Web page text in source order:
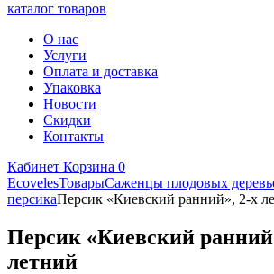
каталог товаров
О нас
Услуги
Оплата и доставка
Упаковка
Новости
Скидки
Контакты
Кабинет Корзина 0
EcovelesТоварыСаженцы плодовых
персикаПерсик «Киевский ранний», 2-х
Персик «Киевский
летний